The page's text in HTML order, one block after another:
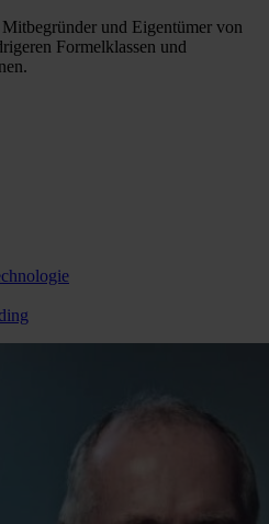
und Eigentümer von
Formelklassen und